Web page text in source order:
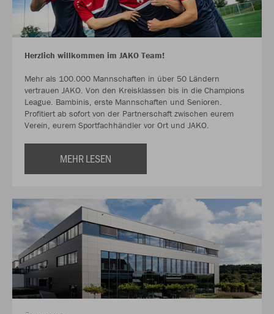
Herzlich willkommen im JAKO Team!
Mehr als 100.000 Mannschaften in über 50 Ländern
vertrauen JAKO. Von den Kreisklassen bis in die Champions
League. Bambinis, erste Mannschaften und Senioren.
Profitiert ab sofort von der Partnerschaft zwischen eurem
Verein, eurem Sportfachhändler vor Ort und JAKO.
MEHR LESEN